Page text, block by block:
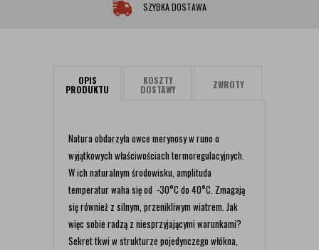
SZYBKA DOSTAWA
OPIS
PRODUKTU
KOSZTY
DOSTAWY ZWROTY
Natura obdarzyła owce merynosy w runo o
wyjątkowych właściwościach termoregulacyjnych.
W ich naturalnym środowisku, amplituda
temperatur waha się od -30°C do 40°C. Zmagają
się również z silnym, przenikliwym wiatrem. Jak
więc sobie radzą z niesprzyjającymi warunkami?
Sekret tkwi w strukturze pojedynczego włókna,